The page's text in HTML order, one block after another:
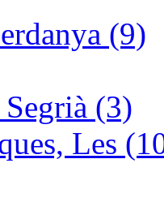
(9)
(3)
Les